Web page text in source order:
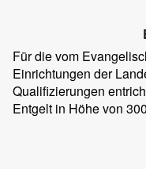
Für die vom
Einrichtungen der
Qualifizierungen
Entgelt in Höhe von